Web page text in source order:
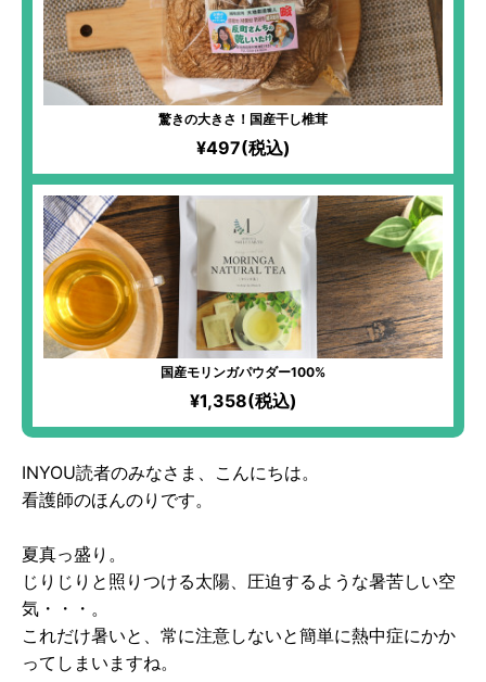
驚きの大きさ！国産干し椎茸
¥497(税込)
国産モリンガパウダー100%
¥1,358(税込)
INYOU読者のみなさま、こんにちは。
看護師のほんのりです。
夏真っ盛り。
じりじりと照りつける太陽、圧迫するような暑苦しい空
気・・・。
これだけ暑いと、常に注意しないと簡単に熱中症にかか
ってしまいますね。